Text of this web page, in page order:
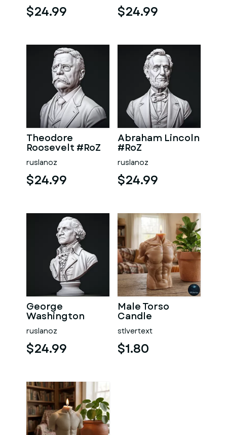
$24.99 $24.99
Theodore
Roosevelt #RoZ
ruslanoz
$24.99
Abraham Lincoln
#RoZ
ruslanoz
$24.99
George
Washington
#RoZ
ruslanoz
$24.99
Male Torso
Candle
stlvertext
$1.80